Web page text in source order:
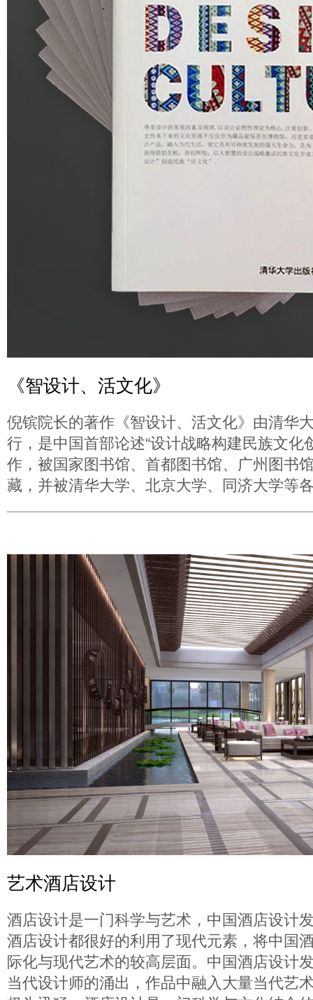
《智设计、活文化》
倪镔院长的著作《智设计、活文化》由清华
行，是中国首部论述“设计战略构建民族文化
作，被国家图书馆、首都图书馆、广州图书
藏，并被清华大学、北京大学、同济大学等
艺术酒店设计
酒店设计是一门科学与艺术，中国酒店设计
酒店设计都很好的利用了现代元素，将中国
际化与现代艺术的较高层面。中国酒店设计
当代设计师的涌出，作品中融入大量当代艺